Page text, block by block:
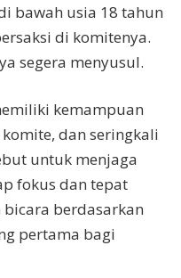
bawah usia 18 tahun
di komitenya.
segera menyusul.
kemampuan
dan seringkali
untuk menjaga
fokus dan tepat
berdasarkan
pertama bagi